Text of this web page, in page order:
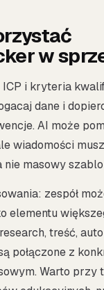
w
i kryteria
dane i
AI może
wiadomości
nie masowy
zespół
elementu
treść,
połączone z
Warto przy